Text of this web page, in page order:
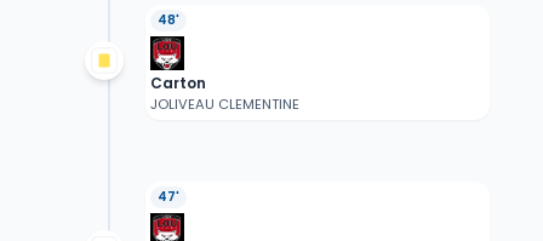
48'
Carton
JOLIVEAU CLEMENTINE
47'